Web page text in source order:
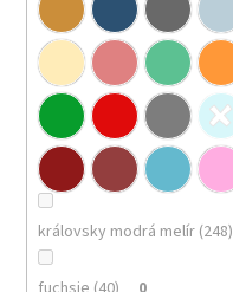
královsky modrá melír (248)